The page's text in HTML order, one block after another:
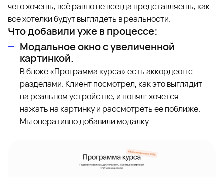
чего хочешь, всё равно не всегда представляешь, как
все хотелки будут выглядеть в реальности.
Что добавили уже в процессе:
Модальное окно с увеличенной
картинкой.
В блоке «Программа курса» есть аккордеон с
разделами. Клиент посмотрел, как это выглядит
на реальном устройстве, и понял: хочется
нажать на картинку и рассмотреть её поближе.
Мы оперативно добавили модалку.